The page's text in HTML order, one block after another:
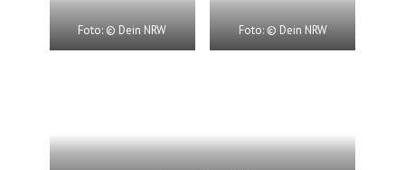
Foto: © Dein NRW Foto: © Dein NRW